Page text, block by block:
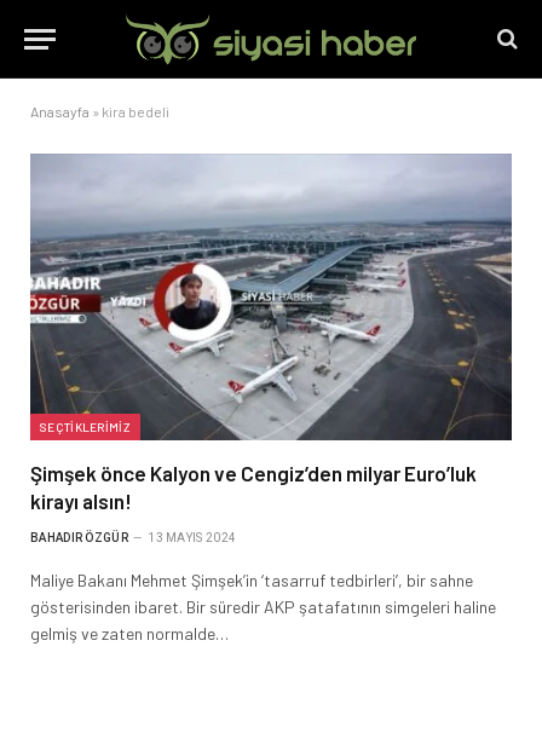
Anasayfa » kira bedeli
SEÇTIKLERIMIZ
Şimşek önce Kalyon ve Cengiz’den milyar Euro’luk
kirayı alsın!
BAHADIR ÖZGÜR 13 MAYIS 2024
Maliye Bakanı Mehmet Şimşek’in ‘tasarruf tedbirleri’, bir sahne
gösterisinden ibaret. Bir süredir AKP şatafatının simgeleri haline
gelmiş ve zaten normalde…